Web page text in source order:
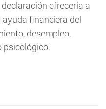
ofrecería a
financiera del
desempleo,
psicológico.